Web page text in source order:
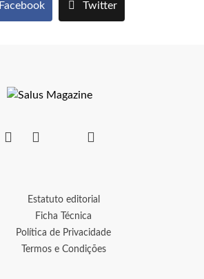
Facebook Twitter
Estatuto editorial
Ficha Técnica
Política de Privacidade
Termos e Condições